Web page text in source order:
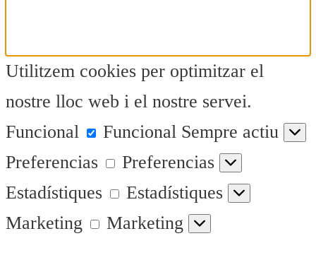
Utilitzem cookies per optimitzar el
nostre lloc web i el nostre servei.
Funcional
Funcional Sempre actiu
Preferencias
Preferencias
Estadístiques
Estadístiques
Marketing
Marketing